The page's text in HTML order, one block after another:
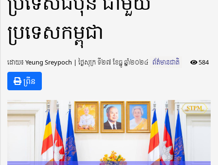
ប្រទេសកម្ពុជា
ដោយ៖ Yeung Sreypoch ​​ | ថ្ងៃសុក្រ ទី២៧ ខែធ្នូ ឆ្នាំ២០២៤ ព័ត៌មានជាតិ 584
ព្រីន